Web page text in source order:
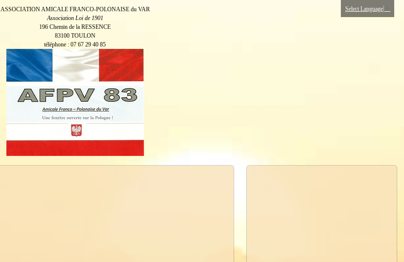
Select Language
ASSOCIATION AMICALE FRANCO-POLONAISE du VAR
Association Loi de 1901
196 Chemin de la RESSENCE
83100 TOULON
téléphone : 07 67 29 40 85